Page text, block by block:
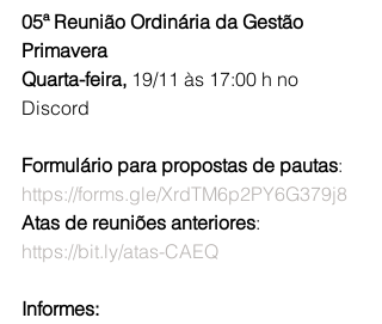
05ª Reunião Ordinária da Gestão
Primavera
Quarta-feira, 19/11 às 17:00 h no
Discord
Formulário para propostas de pautas:
https://forms.gle/XrdTM6p2PY6G379j8
Atas de reuniões anteriores:
https://bit.ly/atas-CAEQ
Informes: